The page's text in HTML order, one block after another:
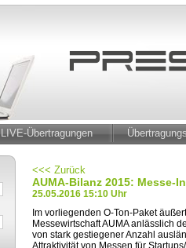
LIVE-Übertragungen
<<< Zurück
AUMA-Bilanz 2015: Messe-
25.05.2016 15:10 Uhr
Im vorliegenden O-Ton-Paket
Messewirtschaft AUMA anlässlich
von stark gestiegener Anzahl
Attraktivität von Messen für